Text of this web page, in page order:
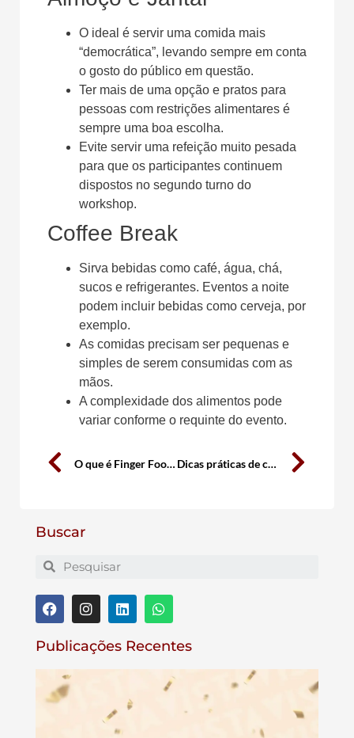
O ideal é servir uma comida mais
“democrática”, levando sempre em conta
o gosto do público em questão.
Ter mais de uma opção e pratos para
pessoas com restrições alimentares é
sempre uma boa escolha.
Evite servir uma refeição muito pesada
para que os participantes continuem
dispostos no segundo turno do
workshop.
Coffee Break
Sirva bebidas como café, água, chá,
sucos e refrigerantes. Eventos a noite
podem incluir bebidas como cerveja, por
exemplo.
As comidas precisam ser pequenas e
simples de serem consumidas com as
mãos.
A complexidade dos alimentos pode
variar conforme o requinte do evento.
O que é Finger Food? Dicas práticas de como organizar o seu evento
Buscar
Publicações Recentes